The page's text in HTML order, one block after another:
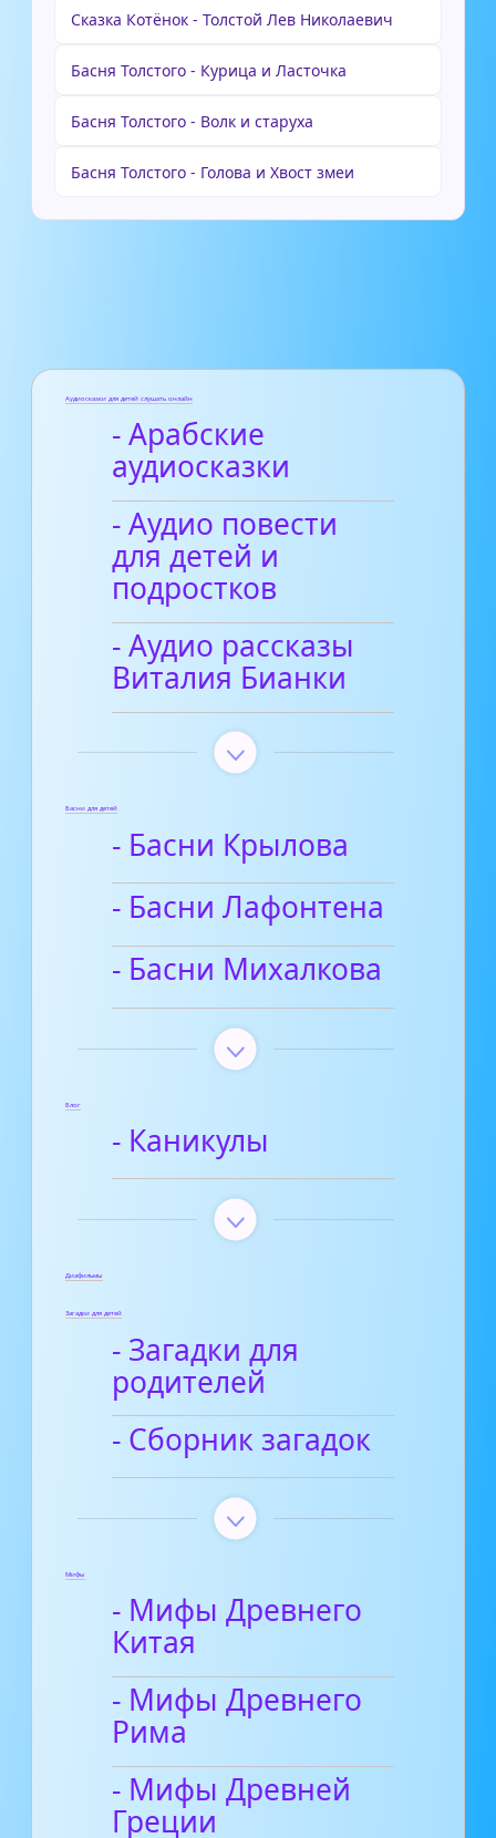
Сказка Котёнок - Толстой Лев Николаевич
Басня Толстого - Курица и Ласточка
Басня Толстого - Волк и старуха
Басня Толстого - Голова и Хвост змеи
Аудиосказки для детей слушать онлайн
- Арабские
аудиосказки
- Аудио повести
для детей и
подростков
- Аудио рассказы
Виталия Бианки
Басни для детей
- Басни Крылова
- Басни Лафонтена
- Басни Михалкова
Блог
- Каникулы
Диафильмы
Загадки для детей
- Загадки для
родителей
- Сборник загадок
Мифы
- Мифы Древнего
Китая
- Мифы Древнего
Рима
- Мифы Древней
Греции